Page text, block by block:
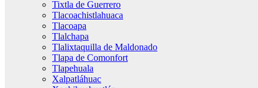
Tixtla de Guerrero
Tlacoachistlahuaca
Tlacoapa
Tlalchapa
Tlalixtaquilla de Maldonado
Tlapa de Comonfort
Tlapehuala
Xalpatláhuac